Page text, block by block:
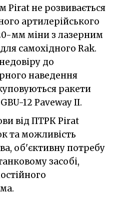
Pirat не розвивається
артилерійського
мм міни з лазерним
самохідного Rak.
до
наведення
ракети
12 Paveway II.
від ПТРК Pirat
та можливість
об'єктивну потребу
засобі,